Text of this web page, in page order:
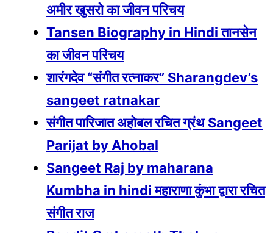
अमीर खुसरो का जीवन परिचय
Tansen Biography in Hindi तानसेन
का जीवन परिचय
शारंगदेव “संगीत रत्नाकर” Sharangdev’s
sangeet ratnakar
संगीत पारिजात अहोबल रचित ग्रंथ Sangeet
Parijat by Ahobal
Sangeet Raj by maharana
Kumbha in hindi महाराणा कुंभा द्वारा रचित
संगीत राज